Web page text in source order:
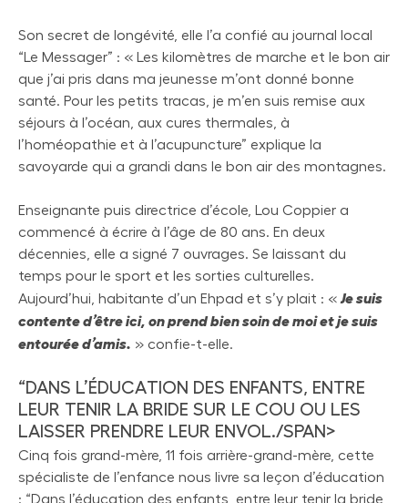
Son secret de longévité, elle l’a confié au journal local
“Le Messager” : « Les kilomètres de marche et le bon air
que j’ai pris dans ma jeunesse m’ont donné bonne
santé. Pour les petits tracas, je m’en suis remise aux
séjours à l’océan, aux cures thermales, à
l’homéopathie et à l’acupuncture” explique la
savoyarde qui a grandi dans le bon air des montagnes.
Enseignante puis directrice d’école, Lou Coppier a
commencé à écrire à l’âge de 80 ans. En deux
décennies, elle a signé 7 ouvrages. Se laissant du
temps pour le sport et les sorties culturelles.
Aujourd’hui, habitante d’un Ehpad et s’y plait : « Je suis
contente d’être ici, on prend bien soin de moi et je suis
entourée d’amis. » confie-t-elle.
“DANS L’ÉDUCATION DES ENFANTS, ENTRE
LEUR TENIR LA BRIDE SUR LE COU OU LES
LAISSER PRENDRE LEUR ENVOL./SPAN>
Cinq fois grand-mère, 11 fois arrière-grand-mère, cette
spécialiste de l’enfance nous livre sa leçon d’éducation
: “Dans l’éducation des enfants, entre leur tenir la bride